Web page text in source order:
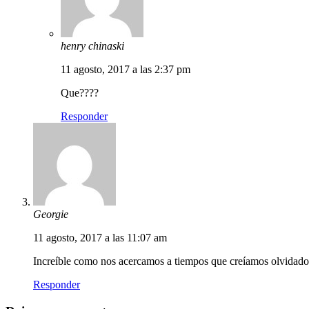
henry chinaski
11 agosto, 2017 a las 2:37 pm
Que????
Responder
Georgie
11 agosto, 2017 a las 11:07 am
Increíble como nos acercamos a tiempos que creíamos
Responder